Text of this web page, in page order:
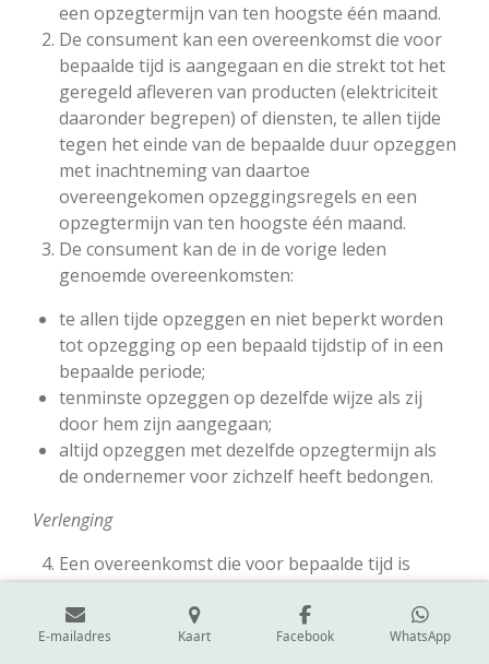
een opzegtermijn van ten hoogste één maand.
De consument kan een overeenkomst die voor
bepaalde tijd is aangegaan en die strekt tot het
geregeld afleveren van producten (elektriciteit
daaronder begrepen) of diensten, te allen tijde
tegen het einde van de bepaalde duur opzeggen
met inachtneming van daartoe
overeengekomen opzeggingsregels en een
opzegtermijn van ten hoogste één maand.
De consument kan de in de vorige leden
genoemde overeenkomsten:
te allen tijde opzeggen en niet beperkt worden
tot opzegging op een bepaald tijdstip of in een
bepaalde periode;
tenminste opzeggen op dezelfde wijze als zij
door hem zijn aangegaan;
altijd opzeggen met dezelfde opzegtermijn als
de ondernemer voor zichzelf heeft bedongen.
Verlenging
Een overeenkomst die voor bepaalde tijd is
afleveren van producten (elektriciteit daaronder
begrepen) of diensten, mag niet stilzwijgend
E-mailadres Kaart Facebook WhatsApp